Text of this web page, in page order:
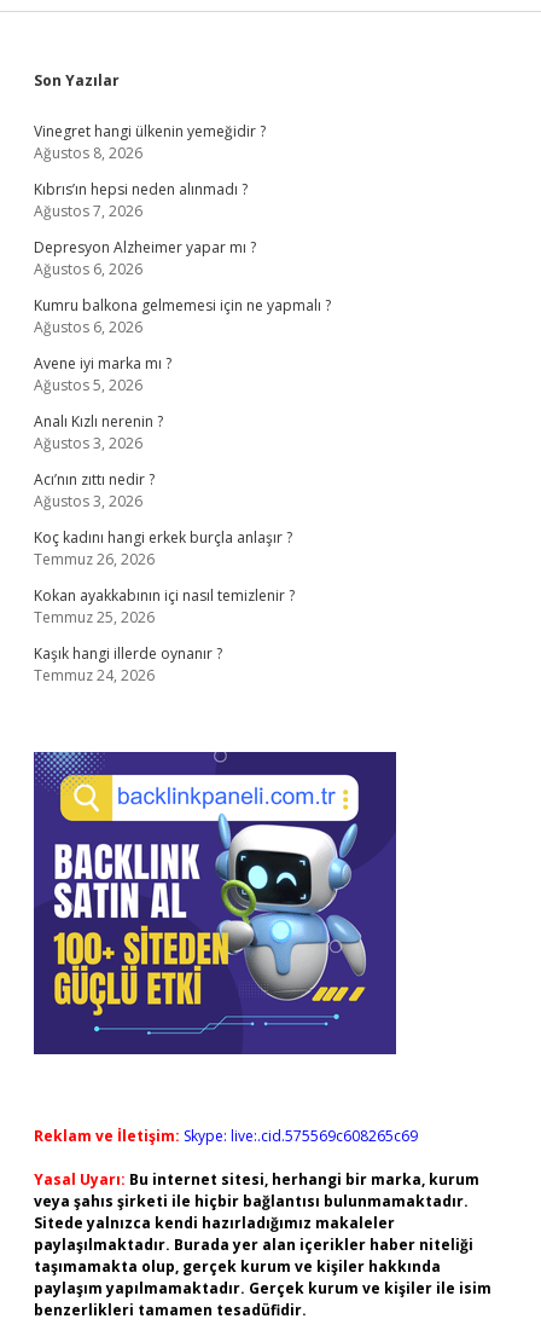
Sidebar
Son Yazılar
Vinegret hangi ülkenin yemeğidir ?
Ağustos 8, 2026
Kıbrıs’ın hepsi neden alınmadı ?
Ağustos 7, 2026
Depresyon Alzheimer yapar mı ?
Ağustos 6, 2026
Kumru balkona gelmemesi için ne yapmalı ?
Ağustos 6, 2026
Avene iyi marka mı ?
Ağustos 5, 2026
Analı Kızlı nerenin ?
Ağustos 3, 2026
Acı’nın zıttı nedir ?
Ağustos 3, 2026
Koç kadını hangi erkek burçla anlaşır ?
Temmuz 26, 2026
Kokan ayakkabının içi nasıl temizlenir ?
Temmuz 25, 2026
Kaşık hangi illerde oynanır ?
Temmuz 24, 2026
Reklam ve İletişim: Skype: live:.cid.575569c608265c69
Yasal Uyarı: Bu internet sitesi, herhangi bir marka, kurum
veya şahıs şirketi ile hiçbir bağlantısı bulunmamaktadır.
Sitede yalnızca kendi hazırladığımız makaleler
paylaşılmaktadır. Burada yer alan içerikler haber niteliği
taşımamakta olup, gerçek kurum ve kişiler hakkında
paylaşım yapılmamaktadır. Gerçek kurum ve kişiler ile isim
benzerlikleri tamamen tesadüfidir.